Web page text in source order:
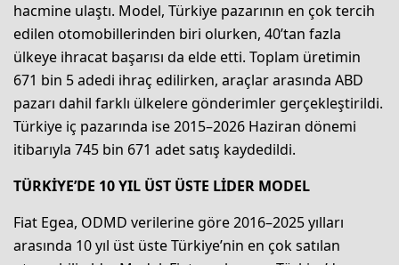
hacmine ulaştı. Model, Türkiye pazarının en çok tercih
edilen otomobillerinden biri olurken, 40’tan fazla
ülkeye ihracat başarısı da elde etti. Toplam üretimin
671 bin 5 adedi ihraç edilirken, araçlar arasında ABD
pazarı dahil farklı ülkelere gönderimler gerçekleştirildi.
Türkiye iç pazarında ise 2015–2026 Haziran dönemi
itibarıyla 745 bin 671 adet satış kaydedildi.
TÜRKİYE’DE 10 YIL ÜST ÜSTE LİDER MODEL
Fiat Egea, ODMD verilerine göre 2016–2025 yılları
arasında 10 yıl üst üste Türkiye’nin en çok satılan